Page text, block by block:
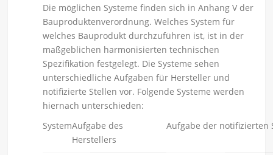
Die möglichen Systeme finden sich in Anhang V der
Bauproduktenverordnung. Welches System für
welches Bauprodukt durchzuführen ist, ist in der
maßgeblichen harmonisierten technischen
Spezifikation festgelegt. Die Systeme sehen
unterschiedliche Aufgaben für Hersteller und
notifizierte Stellen vor. Folgende Systeme werden
hiernach unterschieden:
SystemAufgabe des
Herstellers
Aufgabe der notifizierten